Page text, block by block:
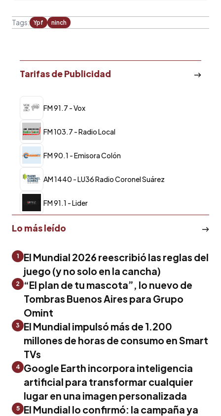
Tags: Ypf ninch
Tarifas de Publicidad
FM 91.7 - Vox
FM 103.7 - Radio Local
FM 90.1 - Emisora Colón
AM 1440 - LU36 Radio Coronel Suárez
FM 91.1 - Lider
Lo más leído
1
El Mundial 2026 reescribió las reglas del
juego (y no solo en la cancha)
2
“El plan de tu mascota”, lo nuevo de
Tombras Buenos Aires para Grupo
Omint
3
El Mundial impulsó más de 1.200
millones de horas de consumo en Smart
TVs
4 Google Earth incorpora inteligencia
artificial para transformar cualquier
lugar en una imagen personalizada
5
El Mundial lo confirmó: la campaña ya